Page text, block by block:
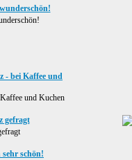
und Kuchen